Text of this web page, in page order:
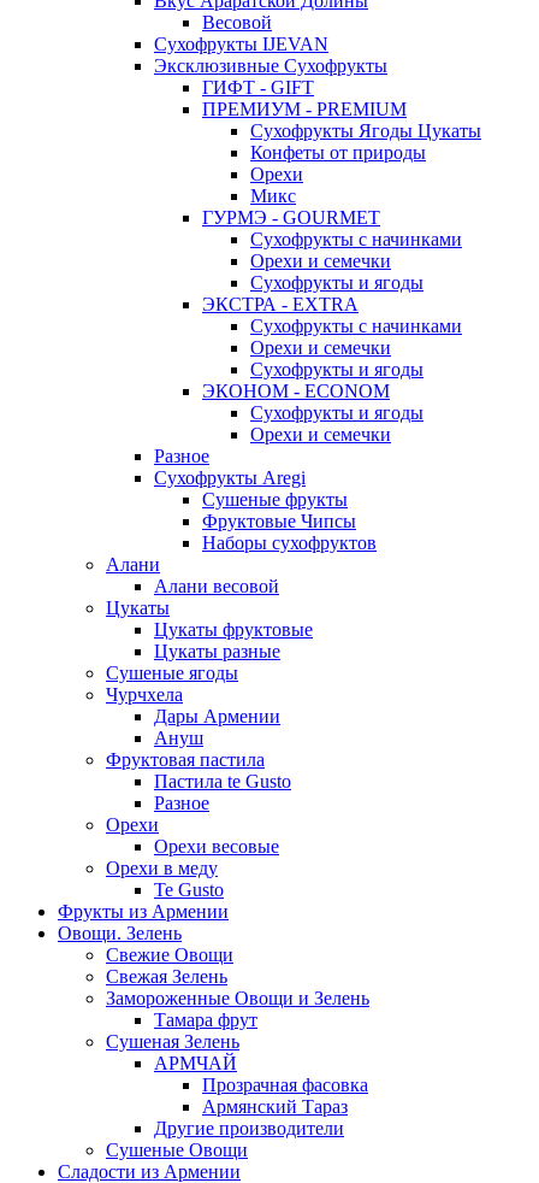
Весовой
Сухофрукты IJEVAN
Эксклюзивные Сухофрукты
ГИФТ - GIFT
ПРЕМИУМ - PREMIUM
Сухофрукты Ягоды Цукаты
Конфеты от природы
Орехи
Микс
ГУРМЭ - GOURMET
Сухофрукты с начинками
Орехи и семечки
Сухофрукты и ягоды
ЭКСТРА - EXTRA
Сухофрукты с начинками
Орехи и семечки
Сухофрукты и ягоды
ЭКОНОМ - ECONOM
Сухофрукты и ягоды
Орехи и семечки
Разное
Сухофрукты Aregi
Сушеные фрукты
Фруктовые Чипсы
Наборы сухофруктов
Алани
Алани весовой
Цукаты
Цукаты фруктовые
Цукаты разные
Сушеные ягоды
Чурчхела
Дары Армении
Ануш
Фруктовая пастила
Пастила te Gusto
Разное
Орехи
Орехи весовые
Орехи в меду
Te Gusto
Фрукты из Армении
Овощи. Зелень
Свежие Овощи
Свежая Зелень
Замороженные Овощи и Зелень
Тамара фрут
Сушеная Зелень
АРМЧАЙ
Прозрачная фасовка
Армянский Тараз
Другие производители
Сушеные Овощи
Сладости из Армении